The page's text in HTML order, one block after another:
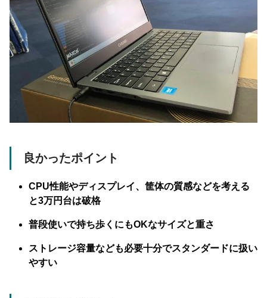
良かったポイント
CPU性能やディスプレイ、筐体の質感などを考える
と3万円台は破格
普段使いで持ち歩くにもOKなサイズと重さ
ストレージ容量なども必要十分でスタンダードに扱い
やすい